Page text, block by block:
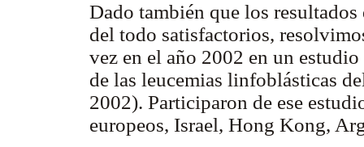
Dado también que los
del todo satisfactorios,
vez en el año 2002 en un
de las leucemias linfoblásticas
2002). Participaron de ese
europeos, Israel, Hong Kong,